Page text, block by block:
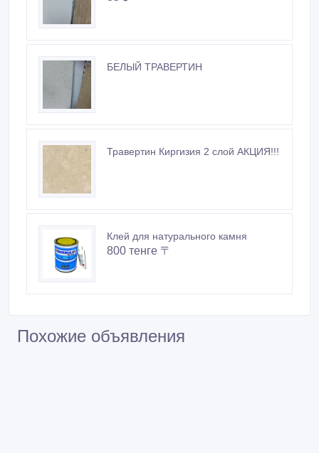
БЕЛЫЙ ТРАВЕРТИН
Травертин Киргизия 2 слой АКЦИЯ!!!
Клей для натурального камня
800 тенге 〒
Похожие объявления